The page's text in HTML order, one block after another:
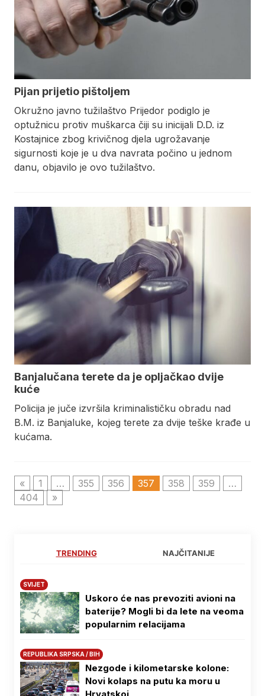
Pijan prijetio pištoljem
Okružno javno tužilaštvo Prijedor podiglo je
optužnicu protiv muškarca čiji su inicijali D.D. iz
Kostajnice zbog krivičnog djela ugrožavanje
sigurnosti koje je u dva navrata počino u jednom
danu, objavilo je ovo tužilaštvo.
Banjalučana terete da je opljačkao dvije
kuće
Policija je juče izvršila kriminalističku obradu nad
B.M. iz Banjaluke, kojeg terete za dvije teške krađe u
kućama.
« 1 … 355 356 357 358 359
…
404
»
TRENDING NAJČITANIJE
SVIJET
Uskoro će nas prevoziti avioni na
baterije? Mogli bi da lete na veoma
popularnim relacijama
REPUBLIKA SRPSKA / BIH
Nezgode i kilometarske kolone:
Novi kolaps na putu ka moru u
Hrvatskoj